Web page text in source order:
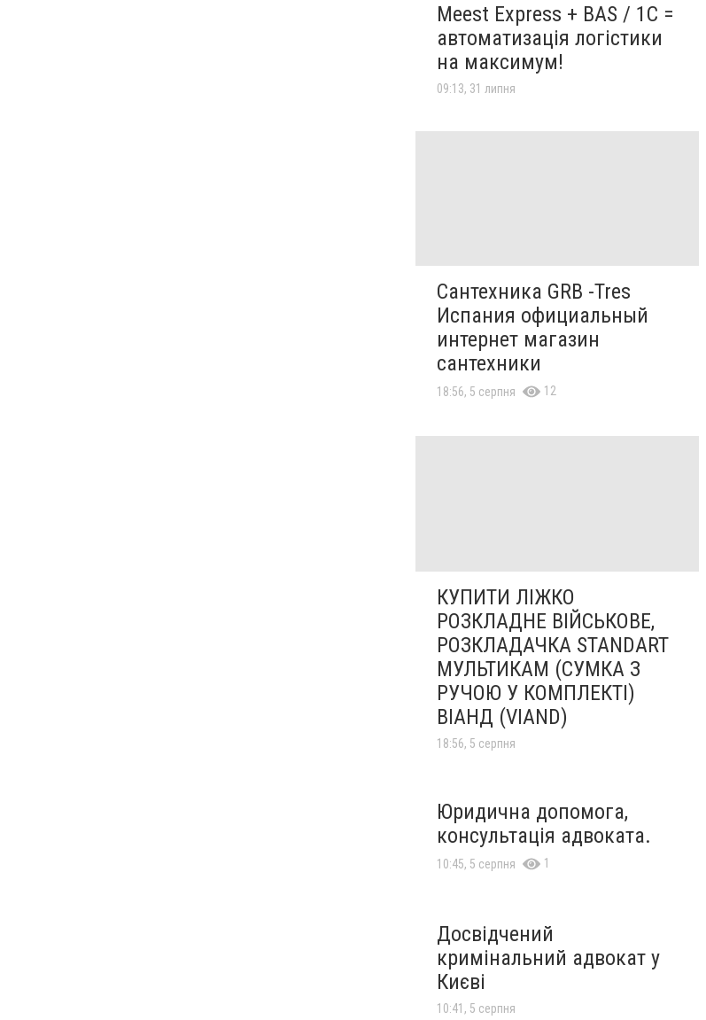
Meest Express + BAS / 1C =
автоматизація логістики
на максимум!
09:13, 31 липня
Сантехника GRB -Tres
Испания официальный
интернет магазин
сантехники
18:56, 5 серпня 12
КУПИТИ ЛІЖКО
РОЗКЛАДНЕ ВІЙСЬКОВЕ,
РОЗКЛАДАЧКА STANDART
МУЛЬТИКАМ (СУМКА З
РУЧОЮ У КОМПЛЕКТІ)
ВІАНД (VIAND)
18:56, 5 серпня
Юридична допомога,
консультація адвоката.
10:45, 5 серпня 1
Досвідчений
кримінальний адвокат у
Києві
10:41, 5 серпня